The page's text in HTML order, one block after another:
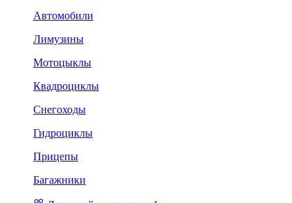
Автомобили
Лимузины
Мотоцыклы
Квадроциклы
Снегоходы
Гидроциклы
Прицепы
Багажники